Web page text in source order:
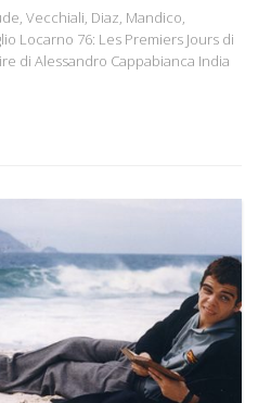
Vecchiali, Diaz, Mandico,
Locarno 76: Les Premiers Jours di
di Alessandro Cappabianca India